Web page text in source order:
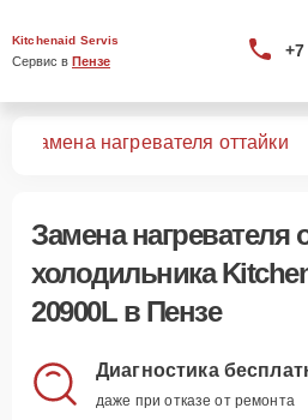
Kitchenaid Servis
Сервис в Пензе
Замена нагревателя оттайки
Замена нагревателя
холодильника
20900L в Пензе
Диагностика
даже при отказе от ремонта